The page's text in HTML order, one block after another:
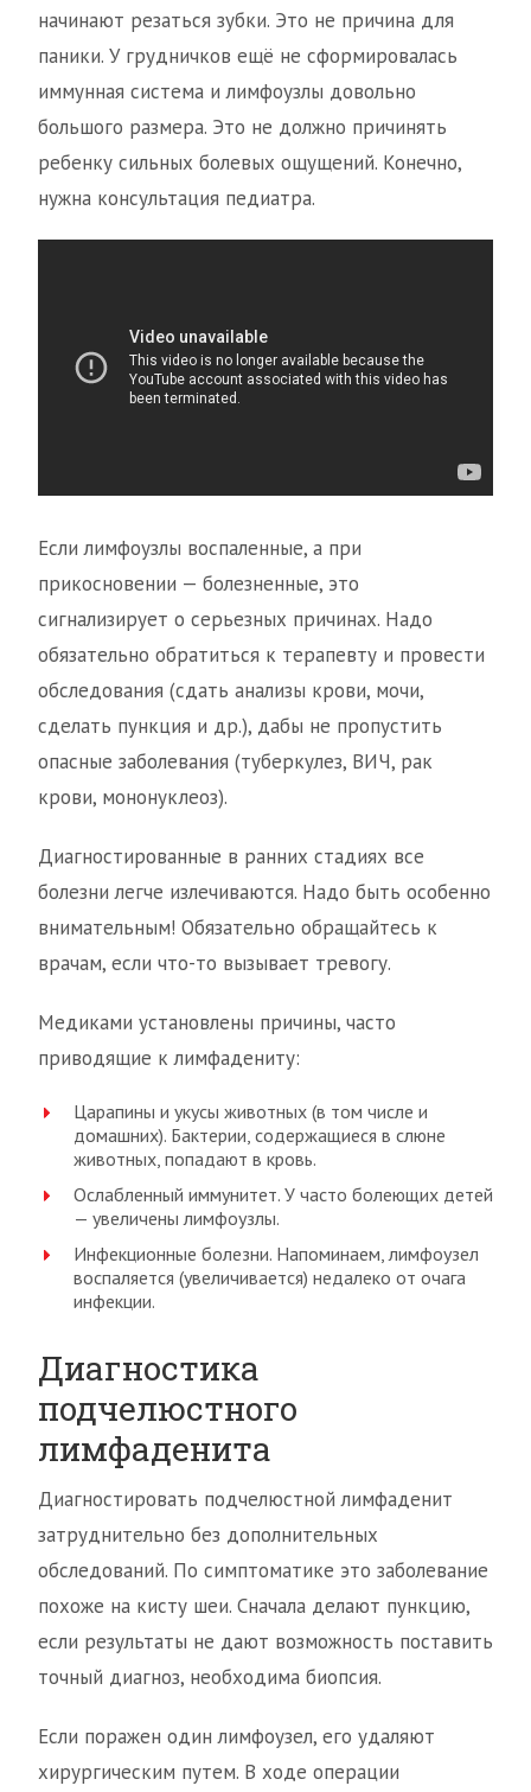
начинают резаться зубки. Это не причина для
паники. У грудничков ещё не сформировалась
иммунная система и лимфоузлы довольно
большого размера. Это не должно причинять
ребенку сильных болевых ощущений. Конечно,
нужна консультация педиатра.
Если лимфоузлы воспаленные, а при
прикосновении — болезненные, это
сигнализирует о серьезных причинах. Надо
обязательно обратиться к терапевту и провести
обследования (сдать анализы крови, мочи,
сделать пункция и др.), дабы не пропустить
опасные заболевания (туберкулез, ВИЧ, рак
крови, мононуклеоз).
Диагностированные в ранних стадиях все
болезни легче излечиваются. Надо быть особенно
внимательным! Обязательно обращайтесь к
врачам, если что-то вызывает тревогу.
Медиками установлены причины, часто
приводящие к лимфадениту:
Царапины и укусы животных (в том числе и
домашних). Бактерии, содержащиеся в слюне
животных, попадают в кровь.
Ослабленный иммунитет. У часто болеющих детей
— увеличены лимфоузлы.
Инфекционные болезни. Напоминаем, лимфоузел
воспаляется (увеличивается) недалеко от очага
инфекции.
Диагностика
подчелюстного
лимфаденита
Диагностировать подчелюстной лимфаденит
затруднительно без дополнительных
обследований. По симптоматике это заболевание
похоже на кисту шеи. Сначала делают пункцию,
если результаты не дают возможность поставить
точный диагноз, необходима биопсия.
Если поражен один лимфоузел, его удаляют
хирургическим путем. В ходе операции